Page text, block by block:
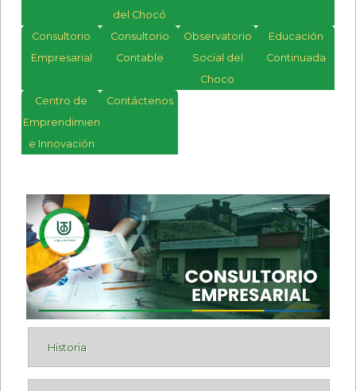
del Chocó
Consultorio
Empresarial
Consultorio
Contable
Observatorio
Social del
Choco
Educación
Continuada
Centro de
Emprendimiento
e Innovación
Contáctenos
Historia